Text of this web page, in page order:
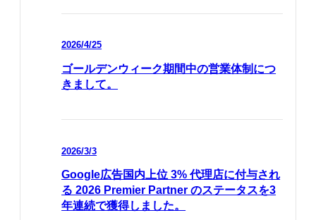
2026/4/25
ゴールデンウィーク期間中の営業体制につ
きまして。
2026/3/3
Google広告国内上位 3% 代理店に付与され
る 2026 Premier Partner のステータスを3
年連続で獲得しました。